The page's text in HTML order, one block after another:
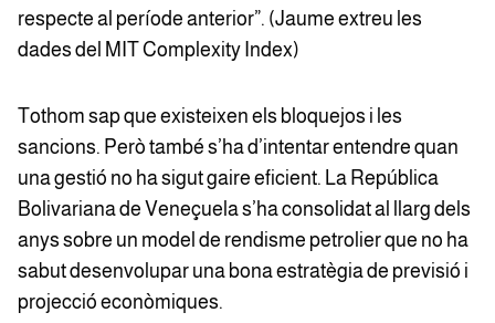
respecte al període anterior”. (Jaume extreu les
dades del MIT Complexity Index)
Tothom sap que existeixen els bloquejos i les
sancions. Però també s’ha d’intentar entendre quan
una gestió no ha sigut gaire eficient. La República
Bolivariana de Veneçuela s’ha consolidat al llarg dels
anys sobre un model de rendisme petrolier que no ha
sabut desenvolupar una bona estratègia de previsió i
projecció econòmiques.